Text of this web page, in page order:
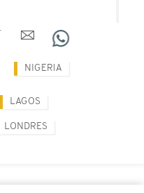
NIGERIA
LAGOS
LONDRES